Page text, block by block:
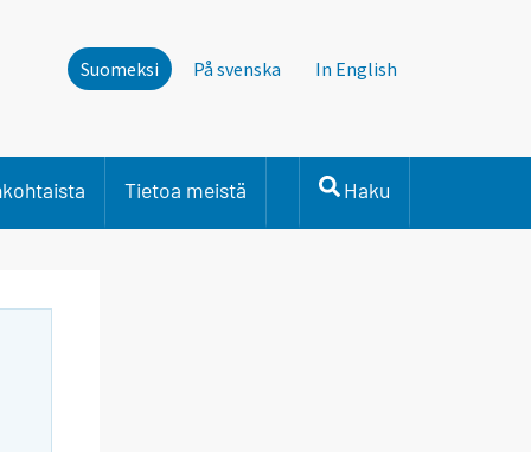
Suomeksi På svenska In English
Tietoa meistä Haku